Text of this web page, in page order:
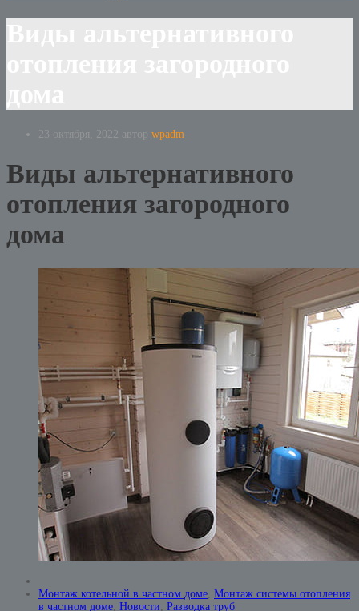
23 октября, 2022 автор wpadm
Виды альтернативного
отопления загородного
дома
Монтаж котельной в частном доме, Монтаж системы отопления
в частном доме, Новости, Разводка труб